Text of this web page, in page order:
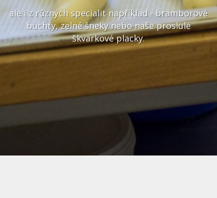
ale i z různých specialit například - bramborové
buchty, zelné šneky nebo naše proslulé
škvarkové placky.